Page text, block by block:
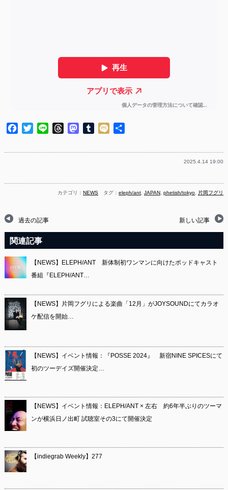
Facebook
TwitterLine ThreadsMastodon
Tumblr
Mixi
2025.4.14 19:00
カテゴリ：NEWS タグ：eleph/ant ,JAPAN ,phetish/tokyo 片岡フグリ
過去の記事 新しい記事
関連記事
【NEWS】ELEPH/ANT 新体制初ワンマンに向けたポッドキャスト
番組『ELEPH/ANT…
【NEWS】片岡フグリによる楽曲「12月」がJOYSOUNDにてカラオ
ケ配信を開始…
【NEWS】イベント情報：『POSSE 2024』 新宿NINE SPICESにて
初のツーデイズ開催決定…
【NEWS】イベント情報：ELEPH/ANT × 左右 約6年半ぶりのツーマ
ンが横浜日ノ出町 試聴室その3にて開催決定
【indiegrab Weekly】277